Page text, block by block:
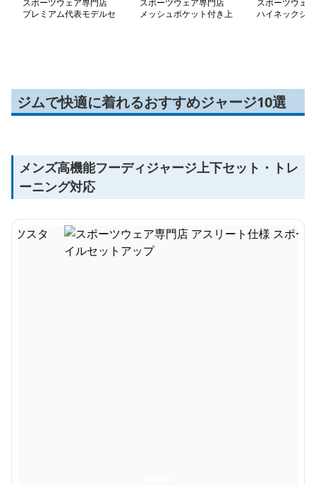
スポーツウェア専門店
プレミアム代表モデルセ
スポーツウェア専門店
メッシュポケット付き上
スポーツウェ
ハイネックジ
ジムで快適に着れるおすすめジャージ10選
メンズ高機能フーディジャージ上下セット・トレ
ーニング対応